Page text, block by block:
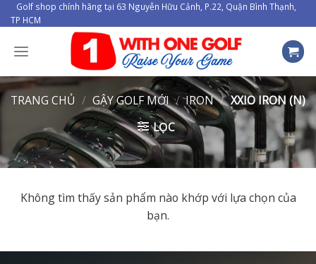
Skip
to
content
Golf shop chính hãng tại 63 Nguyễn Hữu Cảnh, P.22, Quận Bình Thạnh,
TP HCM
TRANG CHỦ / GẬY GOLF MỚI / IRON / XXIO IRON (N)
LỌC
Không tìm thấy sản phẩm nào khớp với lựa chọn của
bạn.